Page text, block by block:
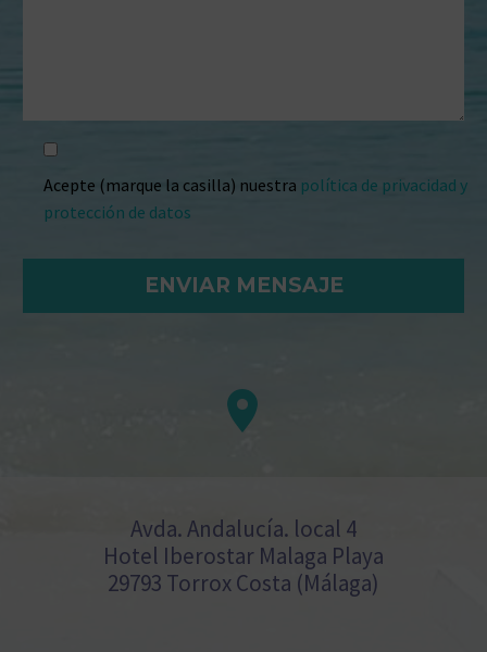
Acepte (marque la casilla) nuestra política de privacidad y
protección de datos


Avda. Andalucía. local 4
Hotel Iberostar Malaga Playa
29793 Torrox Costa (Málaga)